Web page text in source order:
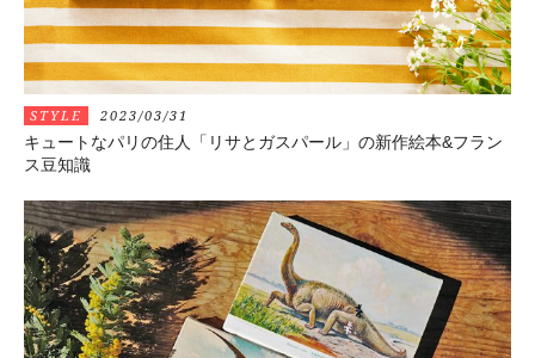
STYLE 2023/03/31
キュートなパリの住人「リサとガスパール」の新作絵本&フラン
ス豆知識